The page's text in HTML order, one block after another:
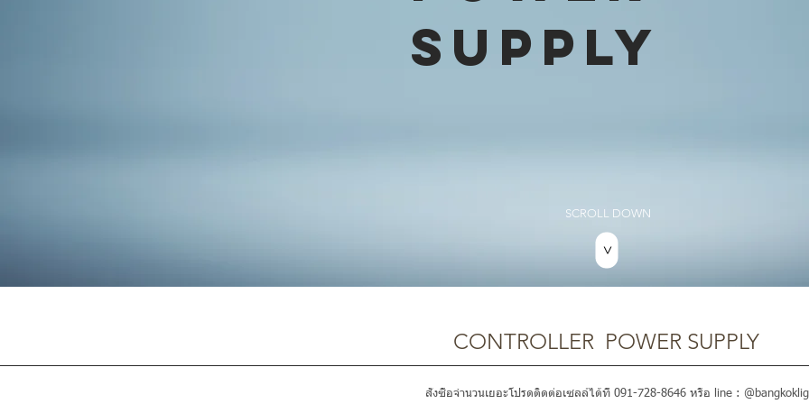
SCROLL DOWN
>
SUPPLY
CONTROLLER POWER SUPPLY
สั่งซื้อจำนวนเยอะโปรดติดต่อเซลล์ได้ที่ 091-728-8646 หรือ line :